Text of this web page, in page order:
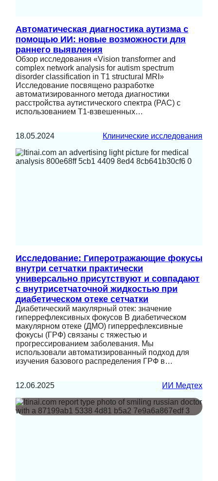
Автоматическая диагностика аутизма с
помощью ИИ: новые возможности для
раннего выявления
Обзор исследования «Vision transformer and
complex network analysis for autism spectrum
disorder classification in T1 structural MRI»
Исследование посвящено разработке
автоматизированного метода диагностики
расстройства аутистического спектра (РАС) с
использованием Т1-взвешенных…
18.05.2024 Клинические исследования
Исследование: Гиперотражающие фокусы
внутри сетчатки практически
универсально присутствуют и совпадают
с внутрисетчаточной жидкостью при
диабетическом отеке сетчатки
Диабетический макулярный отек: значение
гиперрефлексивных фокусов В диабетическом
макулярном отеке (ДМО) гиперрефлексивные
фокусы (ГРФ) связаны с тяжестью и
прогрессированием заболевания. Мы
использовали автоматизированный подход для
изучения базового распределения ГРФ в…
12.06.2025 ИИ Медтех